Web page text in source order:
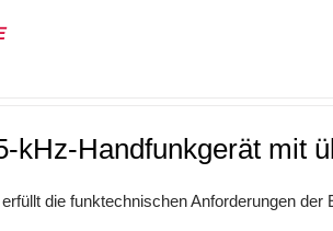
kHz-Handfunkgerät mit
die funktechnischen Anforderungen der